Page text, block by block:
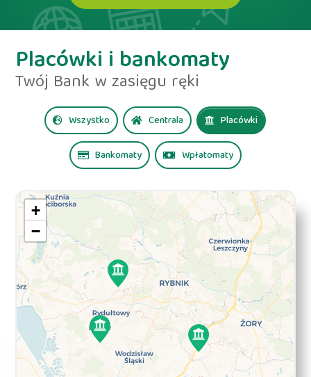
Placówki i bankomaty
Twój Bank w zasięgu ręki
Wszystko Centrala Placówki
Bankomaty Wpłatomaty
+
−